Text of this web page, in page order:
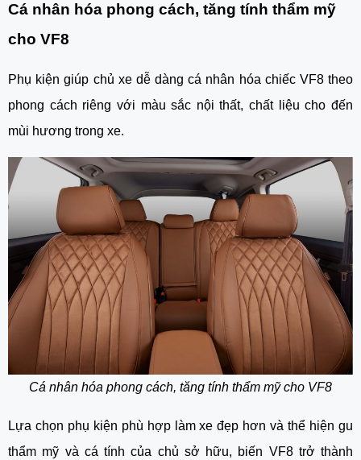
Cá nhân hóa phong cách, tăng tính thẩm mỹ
cho VF8
Phụ kiện giúp chủ xe dễ dàng cá nhân hóa chiếc VF8 theo
phong cách riêng với màu sắc nội thất, chất liệu cho đến
mùi hương trong xe.
Cá nhân hóa phong cách, tăng tính thẩm mỹ cho VF8
Lựa chọn phụ kiện phù hợp làm xe đẹp hơn và thể hiện gu
thẩm mỹ và cá tính của chủ sở hữu, biến VF8 trở thành